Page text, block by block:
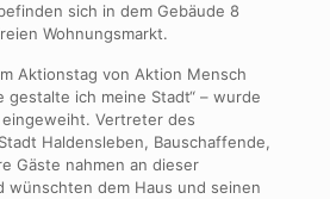
sich in dem Gebäude 8
Wohnungsmarkt.
Aktionstag von Aktion Mensch
gestalte ich meine Stadt“ – wurde
Vertreter des
Haldensleben, Bauschaffende,
Gäste nahmen an dieser
wünschten dem Haus und seinen